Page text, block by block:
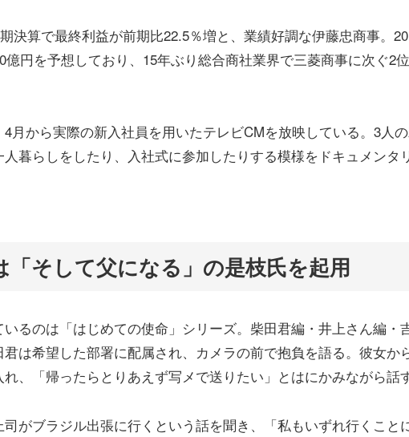
決算で最終利益が前期比22.5％増と、業績好調な伊藤忠商事。
億円を予想しており、15年ぶり総合商社業界で三菱商事に次ぐ2
月から実際の新入社員を用いたテレビCMを放映している。3人
暮らしをしたり、入社式に参加したりする模様をドキュメンタ
「そして父になる」の是枝氏を起用
るのは「はじめての使命」シリーズ。柴田君編・井上さん編・
は希望した部署に配属され、カメラの前で抱負を語る。彼女か
、「帰ったらとりあえず写メで送りたい」とはにかみながら話す
がブラジル出張に行くという話を聞き、「私もいずれ行くこと